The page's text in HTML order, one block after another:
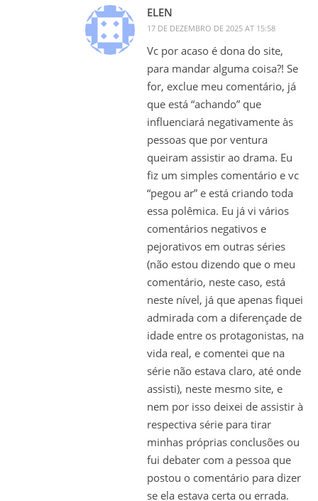
ELEN
17 DE DEZEMBRO DE 2025 AT 15:58
Vc por acaso é dona do site,
para mandar alguma coisa?! Se
for, exclue meu comentário, já
que está “achando” que
influenciará negativamente às
pessoas que por ventura
queiram assistir ao drama. Eu
fiz um simples comentário e vc
“pegou ar” e está criando toda
essa polêmica. Eu já vi vários
comentários negativos e
pejorativos em outras séries
(não estou dizendo que o meu
comentário, neste caso, está
neste nível, já que apenas fiquei
admirada com a diferençade de
idade entre os protagonistas, na
vida real, e comentei que na
série não estava claro, até onde
assisti), neste mesmo site, e
nem por isso deixei de assistir à
respectiva série para tirar
minhas próprias conclusões ou
fui debater com a pessoa que
postou o comentário para dizer
se ela estava certa ou errada.